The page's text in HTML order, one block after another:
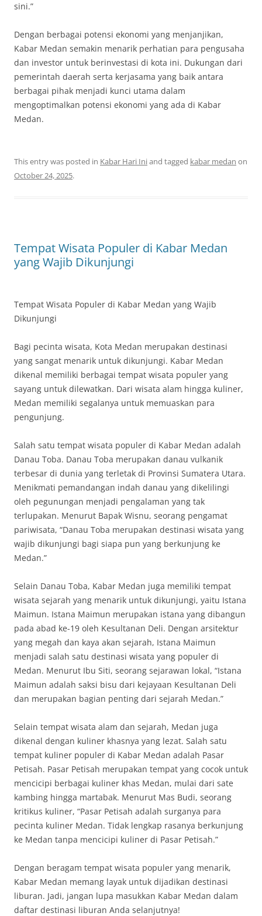
sini.”
Dengan berbagai potensi ekonomi yang menjanjikan,
Kabar Medan semakin menarik perhatian para pengusaha
dan investor untuk berinvestasi di kota ini. Dukungan dari
pemerintah daerah serta kerjasama yang baik antara
berbagai pihak menjadi kunci utama dalam
mengoptimalkan potensi ekonomi yang ada di Kabar
Medan.
This entry was posted in Kabar Hari Iniand tagged kabar medan on
October 24, 2025.
Tempat Wisata Populer di Kabar Medan
yang Wajib Dikunjungi
Tempat Wisata Populer di Kabar Medan yang Wajib
Dikunjungi
Bagi pecinta wisata, Kota Medan merupakan destinasi
yang sangat menarik untuk dikunjungi. Kabar Medan
dikenal memiliki berbagai tempat wisata populer yang
sayang untuk dilewatkan. Dari wisata alam hingga kuliner,
Medan memiliki segalanya untuk memuaskan para
pengunjung.
Salah satu tempat wisata populer di Kabar Medan adalah
Danau Toba. Danau Toba merupakan danau vulkanik
terbesar di dunia yang terletak di Provinsi Sumatera Utara.
Menikmati pemandangan indah danau yang dikelilingi
oleh pegunungan menjadi pengalaman yang tak
terlupakan. Menurut Bapak Wisnu, seorang pengamat
pariwisata, “Danau Toba merupakan destinasi wisata yang
wajib dikunjungi bagi siapa pun yang berkunjung ke
Medan.”
Selain Danau Toba, Kabar Medan juga memiliki tempat
wisata sejarah yang menarik untuk dikunjungi, yaitu Istana
Maimun. Istana Maimun merupakan istana yang dibangun
pada abad ke-19 oleh Kesultanan Deli. Dengan arsitektur
yang megah dan kaya akan sejarah, Istana Maimun
menjadi salah satu destinasi wisata yang populer di
Medan. Menurut Ibu Siti, seorang sejarawan lokal, “Istana
Maimun adalah saksi bisu dari kejayaan Kesultanan Deli
dan merupakan bagian penting dari sejarah Medan.”
Selain tempat wisata alam dan sejarah, Medan juga
dikenal dengan kuliner khasnya yang lezat. Salah satu
tempat kuliner populer di Kabar Medan adalah Pasar
Petisah. Pasar Petisah merupakan tempat yang cocok untuk
mencicipi berbagai kuliner khas Medan, mulai dari sate
kambing hingga martabak. Menurut Mas Budi, seorang
kritikus kuliner, “Pasar Petisah adalah surganya para
pecinta kuliner Medan. Tidak lengkap rasanya berkunjung
ke Medan tanpa mencicipi kuliner di Pasar Petisah.”
Dengan beragam tempat wisata populer yang menarik,
Kabar Medan memang layak untuk dijadikan destinasi
liburan. Jadi, jangan lupa masukkan Kabar Medan dalam
daftar destinasi liburan Anda selanjutnya!